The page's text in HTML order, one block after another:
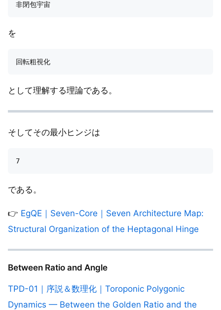
を
として理解する理論である。
そしてその最小ヒンジは
である。
👉 EgQE｜Seven-Core｜Seven Architecture Map:
Structural Organization of the Heptagonal Hinge
Between Ratio and Angle
TPD-01｜序説＆数理化｜Toroponic Polygonic
Dynamics — Between the Golden Ratio and the